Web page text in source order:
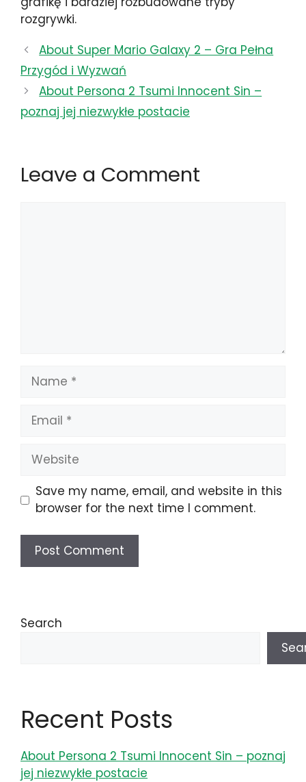
rozgrywki.
About Super Mario Galaxy 2 – Gra Pełna
Przygód i Wyzwań
About Persona 2 Tsumi Innocent Sin –
poznaj jej niezwykłe postacie
Leave a Comment
Name
Email
Website
Save my name, email, and website in this
browser for the next time I comment.
Search
Recent Posts
About Persona 2 Tsumi Innocent Sin – poznaj
jej niezwykłe postacie